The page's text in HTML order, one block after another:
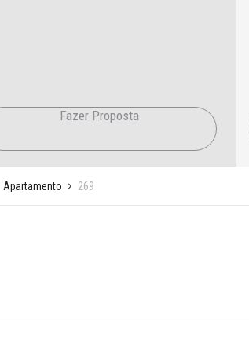
Fazer Proposta
Apartamento 269